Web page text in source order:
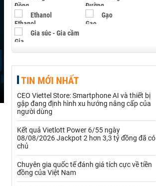
Ethanol Gạo
Gia súc - Gia cầm
Hạt điều
Khí đốt
Kim loại khác Mắc ca
Ngũ cốc
Nhựa - Hạt nhựa
TIN MỚI NHẤT
CEO Viettel Store: Smartphone AI và thiết bị
gập đang định hình xu hướng nâng cấp của
người dùng
Kết quả Vietlott Power 6/55 ngày
08/08/2026 Jackpot 2 hơn 3,3 tỷ đồng đã có
chủ
Chuyên gia quốc tế đánh giá tích cực về tiền
đồng của Việt Nam